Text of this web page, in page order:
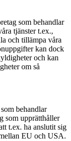
som behandlar
tjänster t.ex.,
och tillämpa våra
kan dock
och kan
om så
behandlar
som upprätthåller
t.ex. ha anslutit sig
EU och USA.